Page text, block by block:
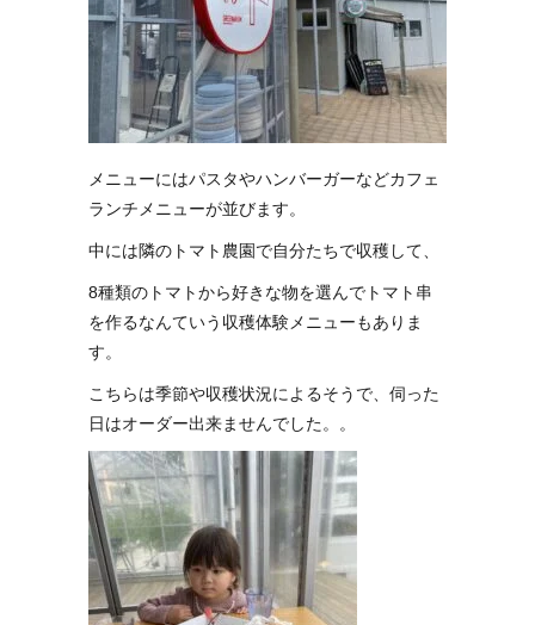
メニューにはパスタやハンバーガーなどカフェ
ランチメニューが並びます。
中には隣のトマト農園で自分たちで収穫して、
8種類のトマトから好きな物を選んでトマト串
を作るなんていう収穫体験メニューもありま
す。
こちらは季節や収穫状況によるそうで、伺った
日はオーダー出来ませんでした。。